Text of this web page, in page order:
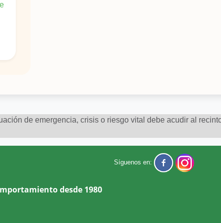
de emergencia, crisis o riesgo vital debe acudir al
desde 1980
Síguenos en: